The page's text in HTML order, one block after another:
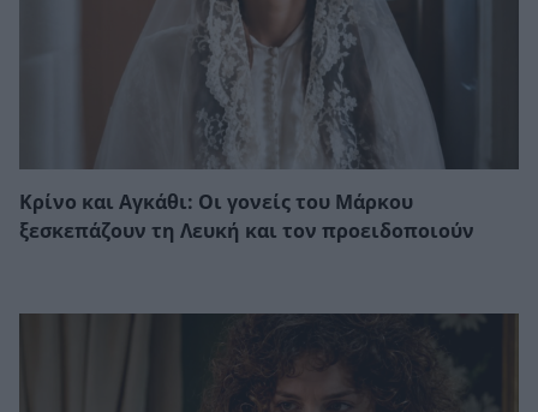
Κρίνο και Αγκάθι: Οι γονείς του Μάρκου
ξεσκεπάζουν τη Λευκή και τον προειδοποιούν